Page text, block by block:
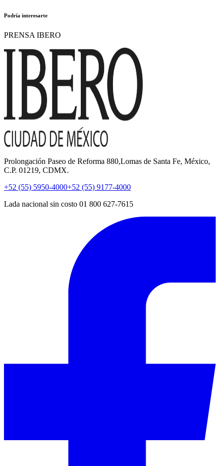
Podría interesarte
PRENSA IBERO
Prolongación Paseo de Reforma 880,Lomas de Santa Fe, México,
C.P. 01219, CDMX.
+52 (55) 5950-4000+52 (55) 9177-4000
Lada nacional sin costo 01 800 627-7615